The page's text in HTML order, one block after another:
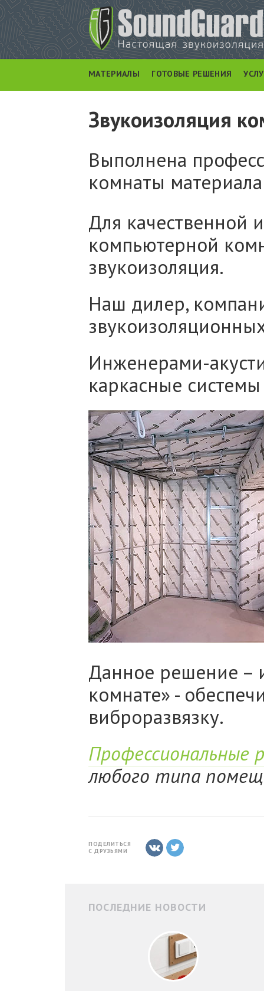
МАТЕРИАЛЫ ГОТОВЫЕ РЕШЕНИЯ
Звукоизоляция
Выполнена
комнаты
Для качественной
компьютерной
звукоизоляция.
Наш дилер,
Инженерами-
каркасные
Данное решение –
комнате» -
виброразвязку.
Профессиональные
любого типа
ПОДЕЛИТЬСЯ
С ДРУЗЬЯМИ
ПОСЛЕДНИЕ НОВОСТИ